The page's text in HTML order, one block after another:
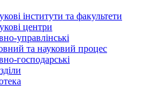
інститути та факультети
центри
управлінські
та науковий процес
господарські